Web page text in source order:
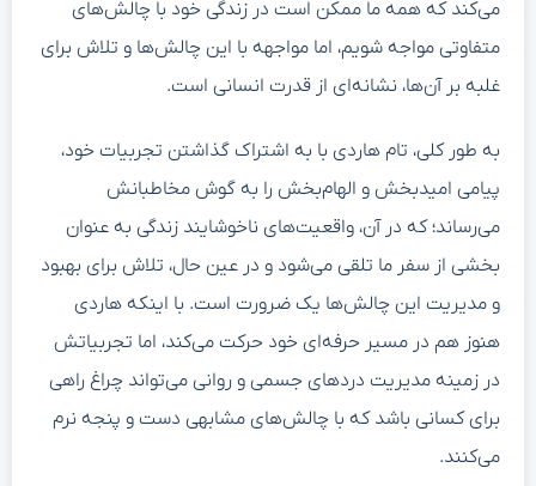
می‌کند که همه ما ممکن است در زندگی خود با چالش‌های
متفاوتی مواجه شویم، اما مواجهه با این چالش‌ها و تلاش برای
غلبه بر آن‌ها، نشانه‌ای از قدرت انسانی است.
به طور کلی، تام هاردی با به اشتراک گذاشتن تجربیات خود،
پیامی امیدبخش و الهام‌بخش را به گوش مخاطبانش
می‌رساند؛ که در آن، واقعیت‌های ناخوشایند زندگی به عنوان
بخشی از سفر ما تلقی می‌شود و در عین حال، تلاش برای بهبود
و مدیریت این چالش‌ها یک ضرورت است. با اینکه هاردی
هنوز هم در مسیر حرفه‌ای خود حرکت می‌کند، اما تجربیاتش
در زمینه مدیریت دردهای جسمی و روانی می‌تواند چراغ راهی
برای کسانی باشد که با چالش‌های مشابهی دست و پنجه نرم
می‌کنند.